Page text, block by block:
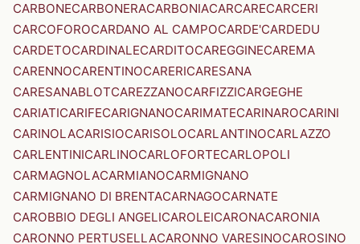
CARBONECARBONERACARBONIACARCARECARCERI
CARCOFOROCARDANO AL CAMPOCARDE'CARDEDU
CARDETOCARDINALECARDITOCAREGGINECAREMA
CARENNOCARENTINOCARERICARESANA
CARESANABLOTCAREZZANOCARFIZZICARGEGHE
CARIATICARIFECARIGNANOCARIMATECARINAROCARINI
CARINOLACARISIOCARISOLOCARLANTINOCARLAZZO
CARLENTINICARLINOCARLOFORTECARLOPOLI
CARMAGNOLACARMIANOCARMIGNANO
CARMIGNANO DI BRENTACARNAGOCARNATE
CAROBBIO DEGLI ANGELICAROLEICARONACARONIA
CARONNO PERTUSELLACARONNO VARESINOCAROSINO